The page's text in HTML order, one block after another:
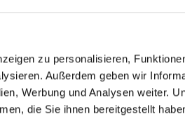
zu personalisieren,
Außerdem geben wir
Werbung und Analysen weiter.
die Sie ihnen bereitgestellt
Anzahl
Trockner